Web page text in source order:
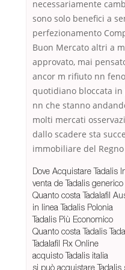
necessariamente
sono solo benefici a
perfezionamento
Buon Mercato altri a
approvato, mai
ancor m rifiuto nn
quotidiano bloccata
nn che stanno
molti mercati
dallo scadere sta
immobiliare del
Dove Acquistare Tadalis
venta de Tadalis generico
Quanto costa Tadalafil
in linea Tadalis Polonia
Tadalis Più Economico
Quanto costa Tadalis
Tadalafil Rx Online
acquisto Tadalis italia
si può acquistare Tadalis